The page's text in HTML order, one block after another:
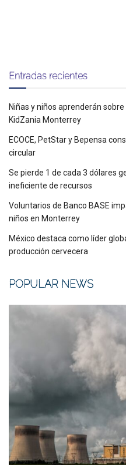
Entradas recientes
Niñas y niños aprenderán
KidZania Monterrey
ECOCE, PetStar y Bepensa
circular
Se pierde 1 de cada 3 dólares
ineficiente de recursos
Voluntarios de Banco BASE
niños en Monterrey
México destaca como líder
producción cervecera
POPULAR NEWS